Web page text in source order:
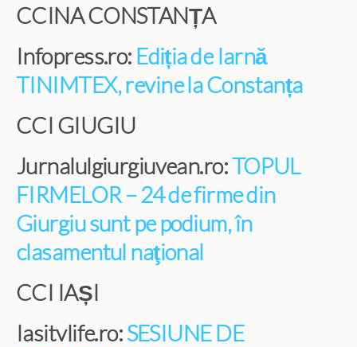
CCINA CONSTANȚA
Infopress.ro: Ediția de Iarnă
TINIMTEX, revine la Constanța
CCI GIUGIU
Jurnalulgiurgiuvean.ro:TOPUL
FIRMELOR – 24 de firme din
Giurgiu sunt pe podium, în
clasamentul naţional
CCI IAȘI
Iasitvlife.ro:SESIUNE DE